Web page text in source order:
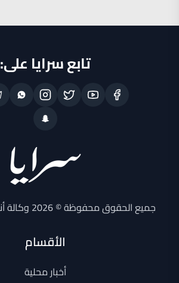
تابع سرايا على:
جميع الحقوق محفوظة © 2026 وكالة أنباء سرايا الإخبارية
الأقسام
أخبار محلية